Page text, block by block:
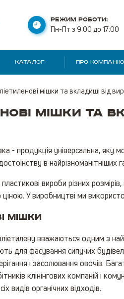
РЕЖИМ РОБОТИ:
Пн-Пт з 9:00 до 17:00
КАТАЛОГ ПРО КОМПАНІЮ
мішки та вкладиші від
мішки та
- продукція універсальна, яку
в найрізноманітніших
вироби різних
У виробництві ми
мішки
вважаються одним з
для фасування сипучих
і засолювання овочів.
клінінгових компаній і
видів органічних відходів.